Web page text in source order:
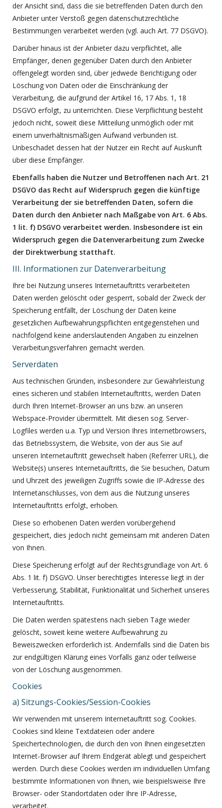
der Ansicht sind, dass die sie betreffenden Daten durch den
Anbieter unter Verstoß gegen datenschutzrechtliche
Bestimmungen verarbeitet werden (vgl. auch Art. 77 DSGVO).
Darüber hinaus ist der Anbieter dazu verpflichtet, alle
Empfänger, denen gegenüber Daten durch den Anbieter
offengelegt worden sind, über jedwede Berichtigung oder
Löschung von Daten oder die Einschränkung der
Verarbeitung, die aufgrund der Artikel 16, 17 Abs. 1, 18
DSGVO erfolgt, zu unterrichten. Diese Verpflichtung besteht
jedoch nicht, soweit diese Mitteilung unmöglich oder mit
einem unverhältnismäßigen Aufwand verbunden ist.
Unbeschadet dessen hat der Nutzer ein Recht auf Auskunft
über diese Empfänger.
Ebenfalls haben die Nutzer und Betroffenen nach Art. 21
DSGVO das Recht auf Widerspruch gegen die künftige
Verarbeitung der sie betreffenden Daten, sofern die
Daten durch den Anbieter nach Maßgabe von Art. 6 Abs.
1 lit. f) DSGVO verarbeitet werden. Insbesondere ist ein
Widerspruch gegen die Datenverarbeitung zum Zwecke
der Direktwerbung statthaft.
III. Informationen zur Datenverarbeitung
Ihre bei Nutzung unseres Internetauftritts verarbeiteten
Daten werden gelöscht oder gesperrt, sobald der Zweck der
Speicherung entfällt, der Löschung der Daten keine
gesetzlichen Aufbewahrungspflichten entgegenstehen und
nachfolgend keine anderslautenden Angaben zu einzelnen
Verarbeitungsverfahren gemacht werden.
Serverdaten
Aus technischen Gründen, insbesondere zur Gewährleistung
eines sicheren und stabilen Internetauftritts, werden Daten
durch Ihren Internet-Browser an uns bzw. an unseren
Webspace-Provider übermittelt. Mit diesen sog. Server-
Logfiles werden u.a. Typ und Version Ihres Internetbrowsers,
das Betriebssystem, die Website, von der aus Sie auf
unseren Internetauftritt gewechselt haben (Referrer URL), die
Website(s) unseres Internetauftritts, die Sie besuchen, Datum
und Uhrzeit des jeweiligen Zugriffs sowie die IP-Adresse des
Internetanschlusses, von dem aus die Nutzung unseres
Internetauftritts erfolgt, erhoben.
Diese so erhobenen Daten werden vorübergehend
gespeichert, dies jedoch nicht gemeinsam mit anderen Daten
von Ihnen.
Diese Speicherung erfolgt auf der Rechtsgrundlage von Art. 6
Abs. 1 lit. f) DSGVO. Unser berechtigtes Interesse liegt in der
Verbesserung, Stabilität, Funktionalität und Sicherheit unseres
Internetauftritts.
Die Daten werden spätestens nach sieben Tage wieder
gelöscht, soweit keine weitere Aufbewahrung zu
Beweiszwecken erforderlich ist. Andernfalls sind die Daten bis
zur endgültigen Klärung eines Vorfalls ganz oder teilweise
von der Löschung ausgenommen.
Cookies
a) Sitzungs-Cookies/Session-Cookies
Wir verwenden mit unserem Internetauftritt sog. Cookies.
Cookies sind kleine Textdateien oder andere
Speichertechnologien, die durch den von Ihnen eingesetzten
Internet-Browser auf Ihrem Endgerät ablegt und gespeichert
werden. Durch diese Cookies werden im individuellen Umfang
bestimmte Informationen von Ihnen, wie beispielsweise Ihre
Browser- oder Standortdaten oder Ihre IP-Adresse,
verarbeitet.